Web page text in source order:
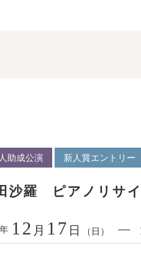
助成公演 新人賞エントリー
沙羅 ピアノリサ
年 12 月 17 日 （日）